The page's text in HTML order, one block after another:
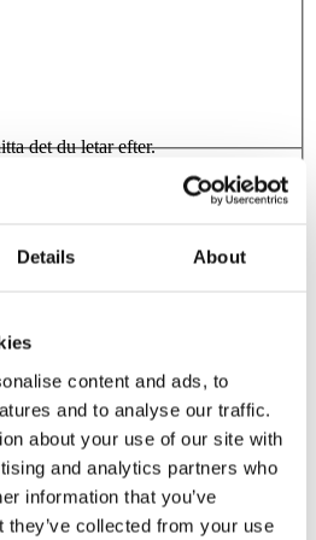
Details About
content and ads, to
and to analyse our traffic.
about your use of our site with
and analytics partners who
information that you’ve
they’ve collected from your use
det du letar efter.
nöjdhet